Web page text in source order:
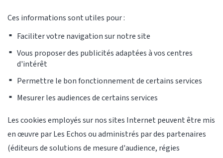
Ces informations sont utiles pour :
Faciliter votre navigation sur notre site
Vous proposer des publicités adaptées à vos centres
d'intérêt
Permettre le bon fonctionnement de certains services
Mesurer les audiences de certains services
Les cookies employés sur nos sites Internet peuvent être mis
en œuvre par Les Echos ou administrés par des partenaires
(éditeurs de solutions de mesure d'audience, régies